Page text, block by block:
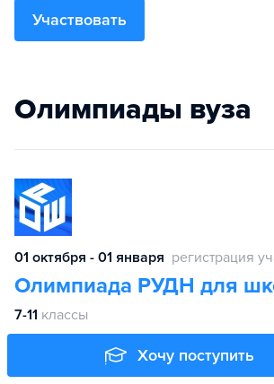
Хочу поступить
Участвовать
Олимпиады вуза
01 октября - 01 января регистрация
Олимпиада РУДН для
7-11 классы